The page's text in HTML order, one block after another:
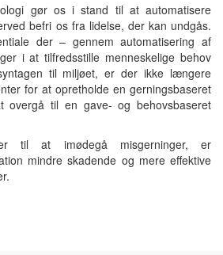
gør os i stand til at automatisere
befri os fra lidelse, der kan undgås.
der – gennem automatisering af
i at tilfredsstille menneskelige behov
til miljøet, er der ikke længere
for at opretholde en gerningsbaseret
overgå til en gave- og behovsbaseret
til at imødegå misgerninger, er
mindre skadende og mere effektive